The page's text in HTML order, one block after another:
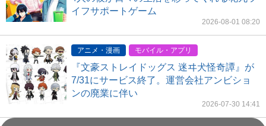
イフサポートゲーム
2026-08-01 08:20
アニメ・漫画 モバイル・アプリ
『文豪ストレイドッグス 迷ヰ犬怪奇譚』が
7/31にサービス終了。運営会社アンビショ
ンの廃業に伴い
2026-07-30 14:41